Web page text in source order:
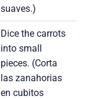
suaves.)
Dice the carrots
into small
pieces. (Corta
las zanahorias
en cubitos